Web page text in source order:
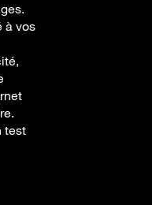
à vos
test